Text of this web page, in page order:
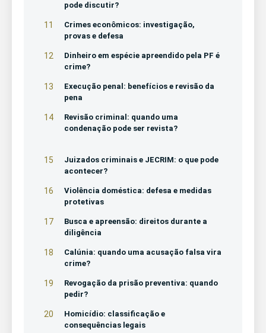
pode discutir?
11
Crimes econômicos: investigação,
provas e defesa
12
Dinheiro em espécie apreendido pela PF é
crime?
13
Execução penal: benefícios e revisão da
pena
14
Revisão criminal: quando uma
condenação pode ser revista?
15
Juizados criminais e JECRIM: o que pode
acontecer?
16
Violência doméstica: defesa e medidas
protetivas
17
Busca e apreensão: direitos durante a
diligência
18
Calúnia: quando uma acusação falsa vira
crime?
19
Revogação da prisão preventiva: quando
pedir?
20
Homicídio: classificação e
consequências legais